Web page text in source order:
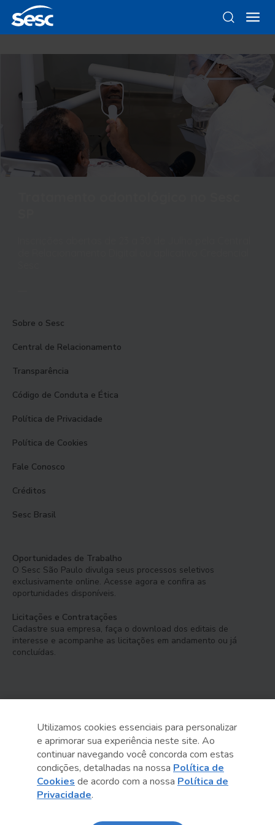
Sobre o Sesc
Central de Relacionamento
Transparência
Código de Conduta e Ética
Política de Privacidade
Política de Cookies
Fale Conosco
Créditos
Sesc Brasil
Oportunidades de Trabalho
O Sesc São Paulo divulga seus processos seletivos
exclusivamente online. Acesse agora e confira as
oportunidades disponíveis.
Licitações e Contratações
Cadastre sua empresa, faça o download dos editais de
interesse e acompanhe as licitações em andamento ou já
concluídas.
Serviço Social do Comércio
Administração Regional no Estado de São Paulo
Sesc São Paulo por aí:
Utilizamos cookies essenciais para personalizar
e aprimorar sua experiência neste site. Ao
continuar navegando você concorda com estas
condições, detalhadas na nossa Política de
Cookies de acordo com a nossa Política de
Privacidade.